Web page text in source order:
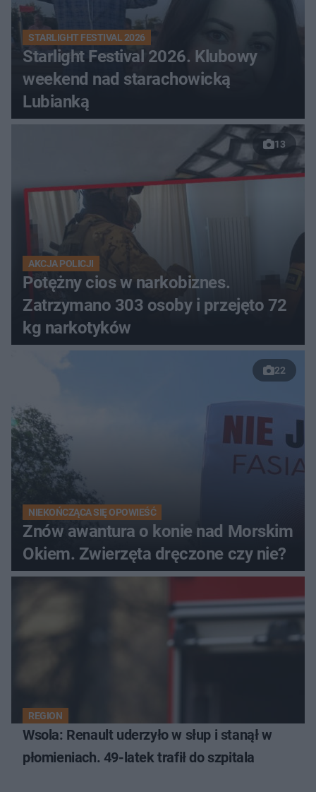
STARLIGHT FESTIVAL 2026
Starlight Festival 2026. Klubowy
weekend nad starachowicką
Lubianką
13
AKCJA POLICJI
Potężny cios w narkobiznes.
Zatrzymano 303 osoby i przejęto 72
kg narkotyków
22
NIEKOŃCZĄCA SIĘ OPOWIEŚĆ
Znów awantura o konie nad Morskim
Okiem. Zwierzęta dręczone czy nie?
REGION
Wsola: Renault uderzyło w słup i stanął w
płomieniach. 49-latek trafił do szpitala